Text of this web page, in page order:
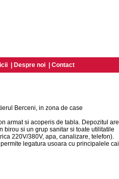
Despre noi Contact
Berceni, in zona de case
armat si acoperis de tabla. Depozitul are
birou si un grup sanitar si toate utilitatile
220V/380V, apa, canalizare, telefon).
legatura usoara cu principalele cai